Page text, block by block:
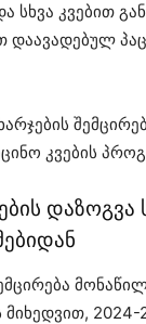
სხვა კვებით
დაავადებულ
კვების
დაზოგვა
მიხედვით,